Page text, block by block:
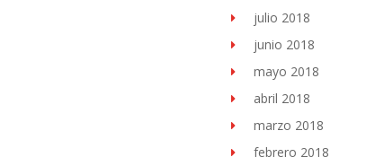
julio 2018
junio 2018
mayo 2018
abril 2018
marzo 2018
febrero 2018